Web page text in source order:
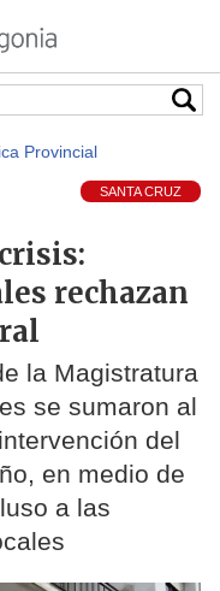
Provincial
SANTA CRUZ
rechazan
la Magistratura
se sumaron al
del
en medio de
a las